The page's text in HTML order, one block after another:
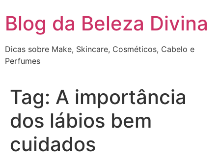
para
Blog da Beleza Divina
Dicas sobre Make, Skincare, Cosméticos, Cabelo e
Perfumes
Tag: A importância
dos lábios bem
cuidados